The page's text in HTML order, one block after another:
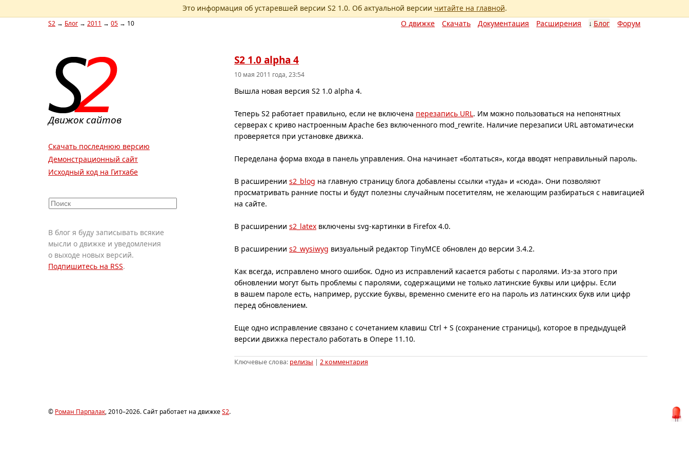
Это информация об устаревшей версии S2 1.0. Об актуальной версии читайте на главной.
О движке
Скачать Документация Расширения Блог Форум
S2 → Блог →2011 →05 → 10
S2 1.0 alpha 4
10 мая 2011 года, 23:54
Вышла новая версия S2 1.0 alpha 4.
Теперь S2 работает правильно, если не включена перезапись URL. Им можно пользоваться на непонятных
серверах с криво настроенным Apache без включенного mod_rewrite. Наличие перезаписи URL автоматически
проверяется при установке движка.
Переделана форма входа в панель управления. Она начинает «болтаться», когда вводят неправильный пароль.
В расширении s2_blog на главную страницу блога добавлены ссылки «туда» и «сюда». Они позволяют
просматривать ранние посты и будут полезны случайным посетителям, не желающим разбираться с навигацией
на сайте.
В расширении s2_latexвключены svg-картинки в Firefox 4.0.
В расширении s2_wysiwyg визуальный редактор TinyMCE обновлен до версии 3.4.2.
Как всегда, исправлено много ошибок. Одно из исправлений касается работы с паролями. Из-за этого при
обновлении могут быть проблемы с паролями, содержащими не только латинские буквы или цифры. Если
в вашем пароле есть, например, русские буквы, временно смените его на пароль из латинских букв или цифр
перед обновлением.
Еще одно исправление связано с сочетанием клавиш Ctrl + S (сохранение страницы), которое в предыдущей
версии движка перестало работать в Опере 11.10.
Ключевые слова: релизы | 2 комментария
Движок сайтов
Скачать последнюю версию
Демонстрационный сайт
Исходный код на Гитхабе
В блог я буду записывать всякие
мысли о движке и уведомления
о выходе новых версий.
Подпишитесь на RSS.
© Роман Парпалак, 2010–2026. Сайт работает на движкеS2.